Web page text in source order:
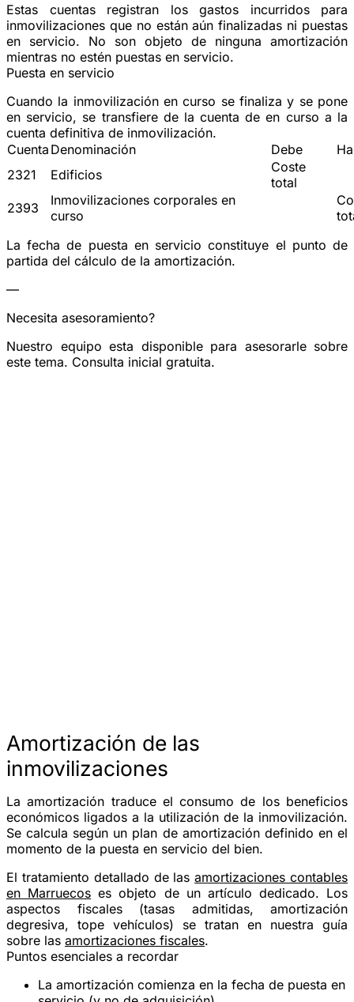
Estas cuentas registran los gastos incurridos para
inmovilizaciones que no están aún finalizadas ni puestas
en servicio. No son objeto de ninguna amortización
mientras no estén puestas en servicio.
Puesta en servicio
Cuando la inmovilización en curso se finaliza y se pone
en servicio, se transfiere de la cuenta de en curso a la
cuenta definitiva de inmovilización.
Cuenta Denominación Debe
2321
Edificios
Coste
total
2393
Inmovilizaciones corporales en
curso
La fecha de puesta en servicio constituye el punto de
partida del cálculo de la amortización.
—
Necesita asesoramiento?
Nuestro equipo esta disponible para asesorarle sobre
este tema. Consulta inicial gratuita.
Amortización de las
inmovilizaciones
La amortización traduce el consumo de los beneficios
económicos ligados a la utilización de la inmovilización.
Se calcula según un plan de amortización definido en el
momento de la puesta en servicio del bien.
El tratamiento detallado de lasamortizaciones contables
en Marruecos es objeto de un artículo dedicado. Los
aspectos fiscales (tasas admitidas, amortización
degresiva, tope vehículos) se tratan en nuestra guía
sobre las amortizaciones fiscales.
Puntos esenciales a recordar
La amortización comienza en la fecha de puesta en